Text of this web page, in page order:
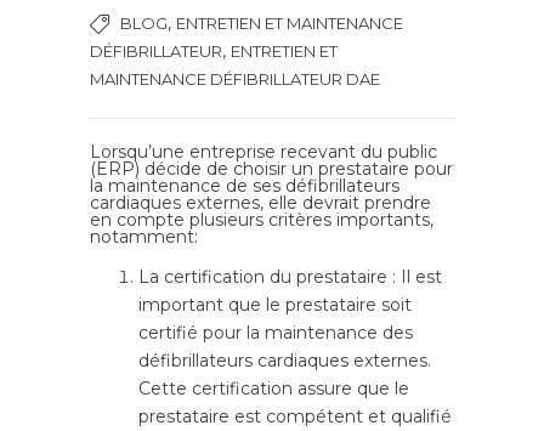
BLOG, ENTRETIEN ET MAINTENANCE
DÉFIBRILLATEUR, ENTRETIEN ET
MAINTENANCE DÉFIBRILLATEUR DAE
Lorsqu’une entreprise recevant du public
(ERP) décide de choisir un prestataire pour
la maintenance de ses défibrillateurs
cardiaques externes, elle devrait prendre
en compte plusieurs critères importants,
notamment:
La certification du prestataire : Il est
important que le prestataire soit
certifié pour la maintenance des
défibrillateurs cardiaques externes.
Cette certification assure que le
prestataire est compétent et qualifié